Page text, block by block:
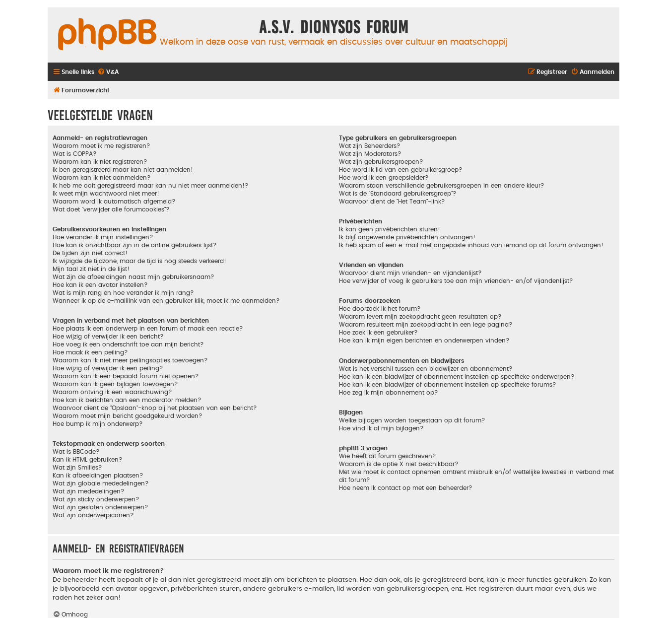
A.S.V. Dionysos Forum
Welkom in deze oase van rust, vermaak en discussies over cultuur en maatschappij
Snelle links V&A Aanmelden
Registreer
Forumoverzicht
Veelgestelde vragen
Aanmeld- en registratievragen
Waarom moet ik me registreren?
Wat is COPPA?
Waarom kan ik niet registreren?
Ik ben geregistreerd maar kan niet aanmelden!
Waarom kan ik niet aanmelden?
Ik heb me ooit geregistreerd maar kan nu niet meer aanmelden!?
Ik weet mijn wachtwoord niet meer!
Waarom word ik automatisch afgemeld?
Wat doet "verwijder alle forumcookies"?
Gebruikersvoorkeuren en instellingen
Hoe verander ik mijn instellingen?
Hoe kan ik onzichtbaar zijn in de online gebruikers lijst?
De tijden zijn niet correct!
Ik wijzigde de tijdzone, maar de tijd is nog steeds verkeerd!
Mijn taal zit niet in de lijst!
Wat zijn de afbeeldingen naast mijn gebruikersnaam?
Hoe kan ik een avatar instellen?
Wat is mijn rang en hoe verander ik mijn rang?
Wanneer ik op de e-maillink van een gebruiker klik, moet ik me aanmelden?
Vragen in verband met het plaatsen van berichten
Hoe plaats ik een onderwerp in een forum of maak een reactie?
Hoe wijzig of verwijder ik een bericht?
Hoe voeg ik een onderschrift toe aan mijn bericht?
Hoe maak ik een peiling?
Waarom kan ik niet meer peilingsopties toevoegen?
Hoe wijzig of verwijder ik een peiling?
Waarom kan ik een bepaald forum niet openen?
Waarom kan ik geen bijlagen toevoegen?
Waarom ontving ik een waarschuwing?
Hoe kan ik berichten aan een moderator melden?
Waarvoor dient de "Opslaan"-knop bij het plaatsen van een bericht?
Waarom moet mijn bericht goedgekeurd worden?
Hoe bump ik mijn onderwerp?
Tekstopmaak en onderwerp soorten
Wat is BBCode?
Kan ik HTML gebruiken?
Wat zijn Smilies?
Kan ik afbeeldingen plaatsen?
Wat zijn globale mededelingen?
Wat zijn mededelingen?
Wat zijn sticky onderwerpen?
Wat zijn gesloten onderwerpen?
Wat zijn onderwerpiconen?
Type gebruikers en gebruikersgroepen
Wat zijn Beheerders?
Wat zijn Moderators?
Wat zijn gebruikersgroepen?
Hoe word ik lid van een gebruikersgroep?
Hoe word ik een groepsleider?
Waarom staan verschillende gebruikersgroepen in een andere kleur?
Wat is de "Standaard gebruikersgroep"?
Waarvoor dient de "Het Team"-link?
Privéberichten
Ik kan geen privéberichten sturen!
Ik blijf ongewenste privéberichten ontvangen!
Ik heb spam of een e-mail met ongepaste inhoud van iemand op dit forum ontvangen!
Vrienden en vijanden
Waarvoor dient mijn vrienden- en vijandenlijst?
Hoe verwijder of voeg ik gebruikers toe aan mijn vrienden- en/of vijandenlijst?
Forums doorzoeken
Hoe doorzoek ik het forum?
Waarom levert mijn zoekopdracht geen resultaten op?
Waarom resulteert mijn zoekopdracht in een lege pagina?
Hoe zoek ik een gebruiker?
Hoe kan ik mijn eigen berichten en onderwerpen vinden?
Onderwerpabonnementen en bladwijzers
Wat is het verschil tussen een bladwijzer en abonnement?
Hoe kan ik een bladwijzer of abonnement instellen op specifieke onderwerpen?
Hoe kan ik een bladwijzer of abonnement instellen op specifieke forums?
Hoe zeg ik mijn abonnement op?
Bijlagen
Welke bijlagen worden toegestaan op dit forum?
Hoe vind ik al mijn bijlagen?
phpBB 3 vragen
Wie heeft dit forum geschreven?
Waarom is de optie X niet beschikbaar?
Met wie moet ik contact opnemen omtrent misbruik en/of wettelijke kwesties in verband met
dit forum?
Hoe neem ik contact op met een beheerder?
Aanmeld- en registratievragen
Waarom moet ik me registreren?
De beheerder heeft bepaalt of je al dan niet geregistreerd moet zijn om berichten te plaatsen. Hoe dan ook, als je geregistreerd bent, kan je meer functies gebruiken. Zo kan
je bijvoorbeeld een avatar opgeven, privéberichten sturen, andere gebruikers e-mailen, lid worden van gebruikersgroepen, enz. Het registreren duurt maar even, dus we
raden het zeker aan!
Omhoog